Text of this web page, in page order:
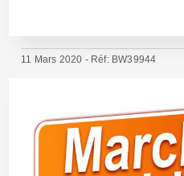
11 Mars 2020 - Réf: BW39944